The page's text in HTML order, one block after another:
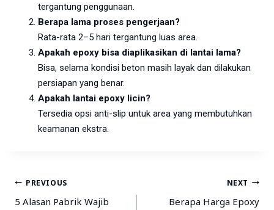
tergantung penggunaan.
Berapa lama proses pengerjaan?
Rata-rata 2–5 hari tergantung luas area.
Apakah epoxy bisa diaplikasikan di lantai lama?
Bisa, selama kondisi beton masih layak dan dilakukan
persiapan yang benar.
Apakah lantai epoxy licin?
Tersedia opsi anti-slip untuk area yang membutuhkan
keamanan ekstra.
PREVIOUS
5 Alasan Pabrik Wajib
NEXT
Berapa Harga Epoxy